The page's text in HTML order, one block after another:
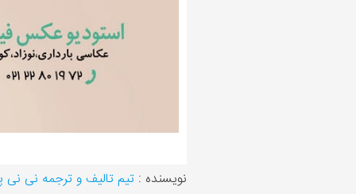
نویسنده : تیم تالیف و ترجمه نی نی